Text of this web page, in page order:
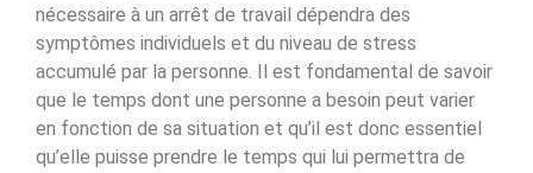
nécessaire à un arrêt de travail dépendra des
symptômes individuels et du niveau de stress
accumulé par la personne. Il est fondamental de savoir
que le temps dont une personne a besoin peut varier
en fonction de sa situation et qu’il est donc essentiel
qu’elle puisse prendre le temps qui lui permettra de